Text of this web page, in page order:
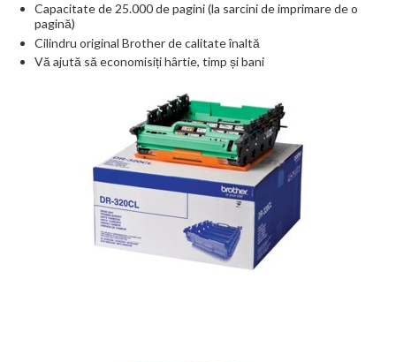
Capacitate de 25.000 de pagini (la sarcini de imprimare de o
pagină)
Cilindru original Brother de calitate înaltă
Vă ajută să economisiți hârtie, timp și bani